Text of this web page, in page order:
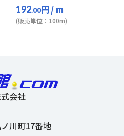
192.00円/ m
(販売単位：100m)
会社
川町17番地